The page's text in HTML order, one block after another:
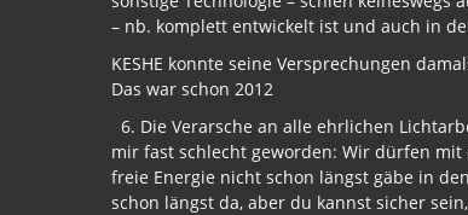
– nb. komplett entwickelt ist und auch in
KESHE konnte seine Versprechungen
Das war schon 2012
6. Die Verarsche an alle ehrlichen
mir fast schlecht geworden: Wir dürfen mit
freie Energie nicht schon längst gäbe in
schon längst da, aber du kannst sicher